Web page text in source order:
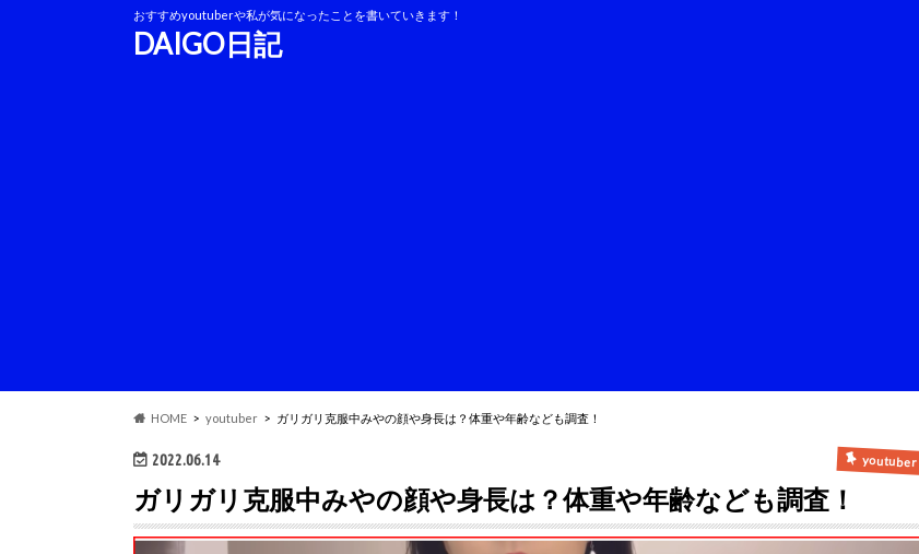
おすすめyoutuberや私が気になったことを書いていきます！
DAIGO日記
HOME youtuber ガリガリ克服中みやの顔や身長は？体重や年齢なども調査！
2022.06.14 youtuber
ガリガリ克服中みやの顔や身長は？体重や年齢なども調査！